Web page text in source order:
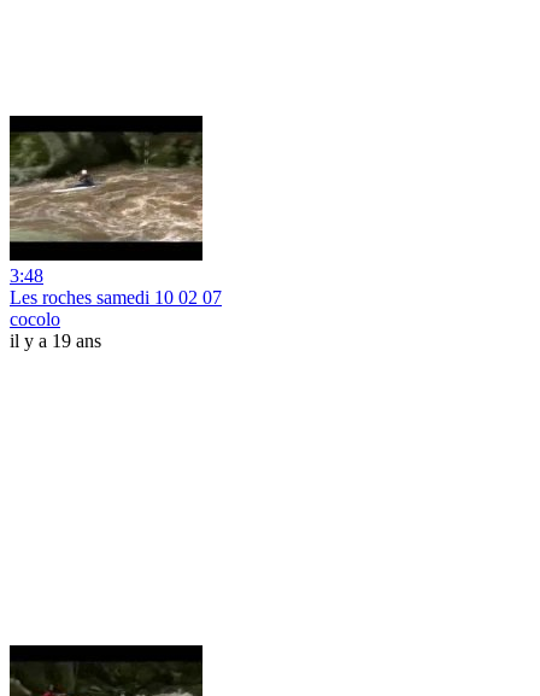
3:48
Les roches samedi 10 02 07
cocolo
il y a 19 ans